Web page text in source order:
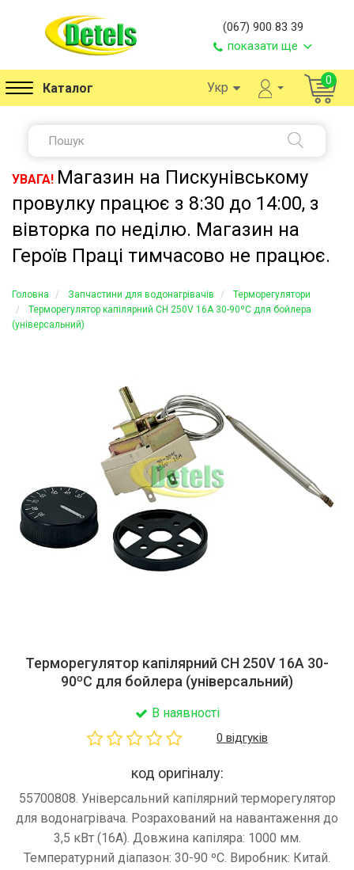
(067) 900 83 39
показати ще
Каталог Укр 0
УВАГА! Магазин на Пискунівському
провулку працює з 8:30 до 14:00, з
вівторка по неділю. Магазин на
Героїв Праці тимчасово не працює.
Головна Запчастини для водонагрівачів
Терморегулятори
Терморегулятор капілярний CH 250V 16A 30-90ºC для бойлера
(універсальний)
Терморегулятор капілярний CH 250V 16A 30-
90ºC для бойлера (універсальний)
В наявності
0 відгуків
код оригіналу:
55700808. Універсальний капілярний терморегулятор
для водонагрівача. Розрахований на навантаження до
3,5 кВт (16A). Довжина капіляра: 1000 мм.
Температурний діапазон: 30-90 ºC. Виробник: Китай.